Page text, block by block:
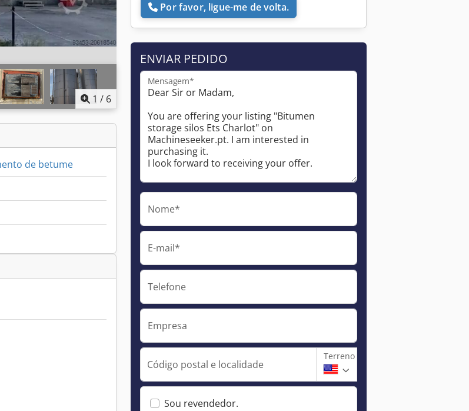
1 / 6
de betume
Por favor, ligue-me de volta.
ENVIAR PEDIDO
Mensagem*
Nome*
E-mail*
Telefone
Empresa
Código postal e localidade
Terreno
Sou revendedor.